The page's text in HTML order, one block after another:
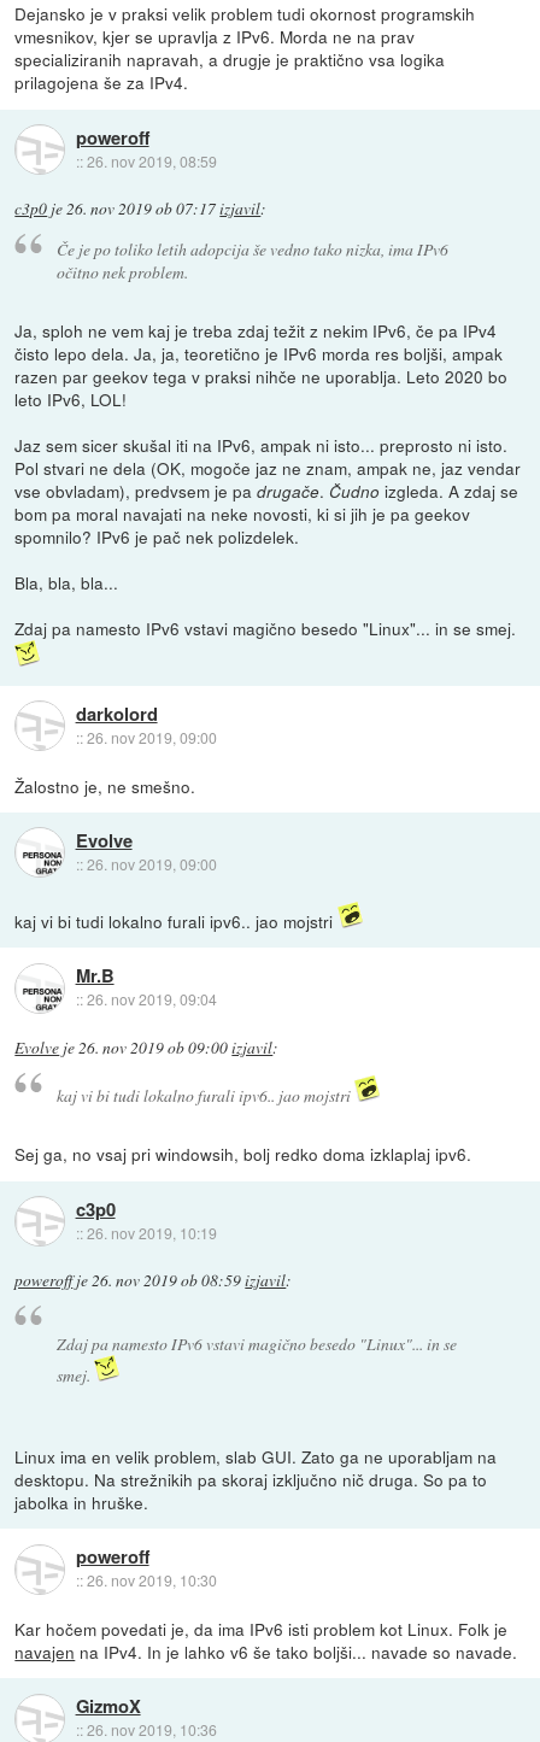
Dejansko je v praksi velik problem tudi okornost programskih
vmesnikov, kjer se upravlja z IPv6. Morda ne na prav
specializiranih napravah, a drugje je praktično vsa logika
prilagojena še za IPv4.
poweroff
::26. nov 2019, 08:59
c3p0 je26. nov 2019 ob 07:17izjavil:
Če je po toliko letih adopcija še vedno tako nizka, ima IPv6
očitno nek problem.
Ja, sploh ne vem kaj je treba zdaj težit z nekim IPv6, če pa IPv4
čisto lepo dela. Ja, ja, teoretično je IPv6 morda res boljši, ampak
razen par geekov tega v praksi nihče ne uporablja. Leto 2020 bo
leto IPv6, LOL!
Jaz sem sicer skušal iti na IPv6, ampak ni isto... preprosto ni isto.
Pol stvari ne dela (OK, mogoče jaz ne znam, ampak ne, jaz vendar
vse obvladam), predvsem je padrugače. Čudno izgleda. A zdaj se
bom pa moral navajati na neke novosti, ki si jih je pa geekov
spomnilo? IPv6 je pač nek polizdelek.
Bla, bla, bla...
Zdaj pa namesto IPv6 vstavi magično besedo "Linux"... in se smej.
darkolord
::26. nov 2019, 09:00
Žalostno je, ne smešno.
Evolve
::26. nov 2019, 09:00
kaj vi bi tudi lokalno furali ipv6.. jao mojstri
Mr.B
::26. nov 2019, 09:04
Evolve je26. nov 2019 ob 09:00izjavil:
kaj vi bi tudi lokalno furali ipv6.. jao mojstri
Sej ga, no vsaj pri windowsih, bolj redko doma izklaplaj ipv6.
c3p0
::26. nov 2019, 10:19
poweroffje26. nov 2019 ob 08:59izjavil:
Zdaj pa namesto IPv6 vstavi magično besedo "Linux"... in se
smej.
Linux ima en velik problem, slab GUI. Zato ga ne uporabljam na
desktopu. Na strežnikih pa skoraj izključno nič druga. So pa to
jabolka in hruške.
poweroff
::26. nov 2019, 10:30
Kar hočem povedati je, da ima IPv6 isti problem kot Linux. Folk je
navajen na IPv4. In je lahko v6 še tako boljši... navade so navade.
GizmoX
::26. nov 2019, 10:36